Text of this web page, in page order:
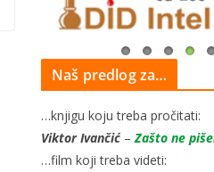
Naš predlog za…
…knjigu koju treba pročitati:
Viktor Ivančić– Zašto ne
…film koji treba videti: